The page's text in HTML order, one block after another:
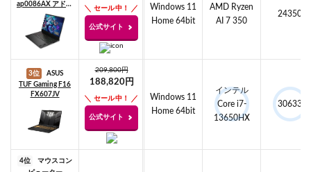
ap0086AX アドバ
ンスモデル
セール中！
公式サイト
Windows 11
Home 64bit
AMD Ryzen
AI 7 350
24350
3位
ASUS
TUF Gaming F16
FX607JV
209,800円
188,820円
セール中！
公式サイト
Windows 11
Home 64bit
インテル
Core i7-
13650HX
30633
4位
マウスコン